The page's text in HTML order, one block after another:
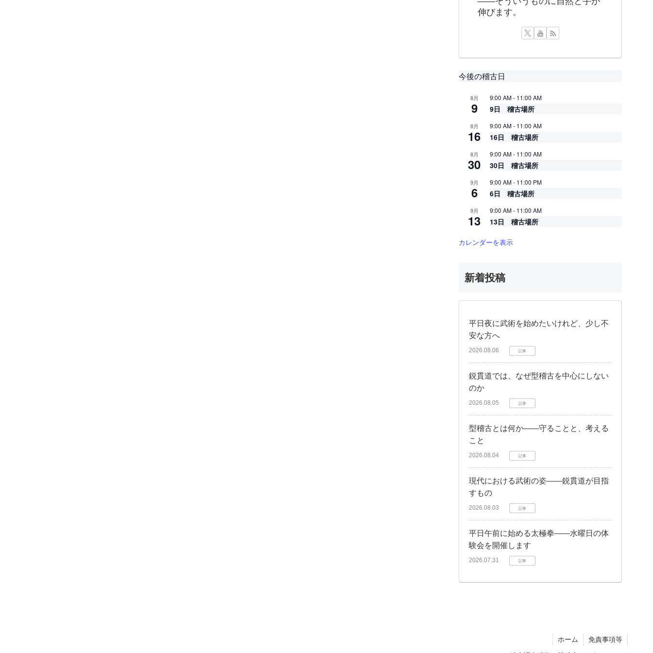
伸びます。
今後の稽古日
8月
9
9:00 AM- 11:00 AM
9日 稽古場所
8月
16
9:00 AM- 11:00 AM
16日 稽古場所
8月
30
9:00 AM- 11:00 AM
30日 稽古場所
9月
6
9:00 AM- 11:00 PM
6日 稽古場所
9月
13
9:00 AM- 11:00 AM
13日 稽古場所
カレンダーを表示
新着投稿
平日夜に武術を始めたいけれど、少し不
安な方へ
2026.08.06 記事
鋭貫道では、なぜ型稽古を中心にしない
のか
2026.08.05 記事
型稽古とは何か——守ることと、考える
こと
2026.08.04 記事
現代における武術の姿——鋭貫道が目指
すもの
2026.08.03 記事
平日午前に始める太極拳——水曜日の体
験会を開催します
2026.07.31 記事
ホーム 免責事項等